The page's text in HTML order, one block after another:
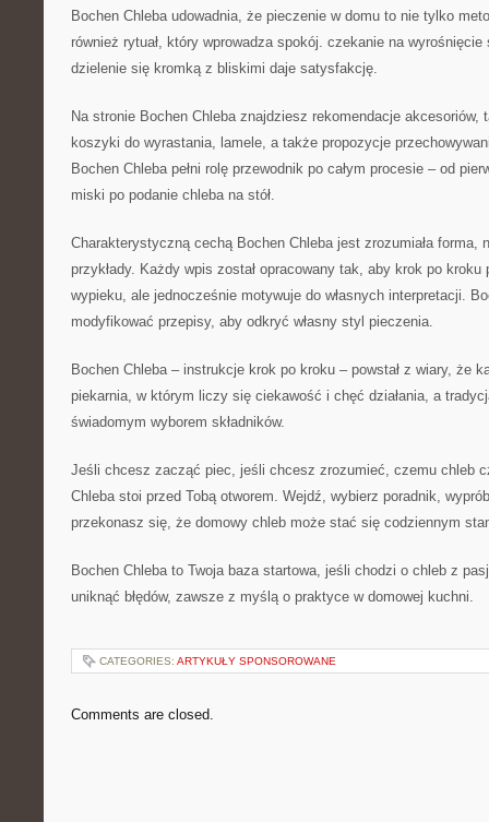
Bochen Chleba udowadnia, że pieczenie w domu to nie tylko
również rytuał, który wprowadza spokój. czekanie na
dzielenie się kromką z bliskimi daje satysfakcję.
Na stronie Bochen Chleba znajdziesz rekomendacje akcesoriów,
koszyki do wyrastania, lamele, a także propozycje
Bochen Chleba pełni rolę przewodnik po całym procesie – od
miski po podanie chleba na stół.
Charakterystyczną cechą Bochen Chleba jest zrozumiała forma,
przykłady. Każdy wpis został opracowany tak, aby krok po
wypieku, ale jednocześnie motywuje do własnych interpretacji.
modyfikować przepisy, aby odkryć własny styl pieczenia.
Bochen Chleba – instrukcje krok po kroku – powstał z wiary, że
piekarnia, w którym liczy się ciekawość i chęć działania, a
świadomym wyborem składników.
Jeśli chcesz zacząć piec, jeśli chcesz zrozumieć, czemu chleb
Chleba stoi przed Tobą otworem. Wejdź, wybierz poradnik,
przekonasz się, że domowy chleb może stać się codziennym
Bochen Chleba to Twoja baza startowa, jeśli chodzi o chleb z
uniknąć błędów, zawsze z myślą o praktyce w domowej kuchni.
CATEGORIES: ARTYKUŁY SPONSOROWANE
Comments are closed.